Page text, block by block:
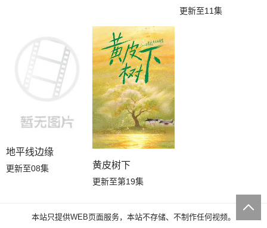
更新至11集
地平线边缘
更新至08集 黄皮树下
更新至第19集
本站只提供WEB页面服务，本站不存储、不制作任何视频。